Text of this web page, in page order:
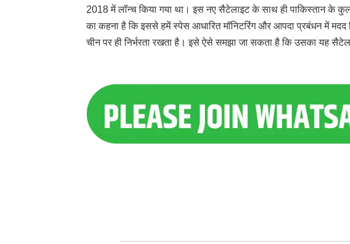
2018 में लॉन्च किया गया था। इस नए सैटेलाइट के साथ ही पाकिस्तान के
का कहना है कि इससे हमें स्पेस आधारित मॉनिटरिंग और आपदा प्रबंधन में मदद
चीन पर ही निर्भरता रखता है। इसे ऐसे समझा जा सकता है कि उसका यह